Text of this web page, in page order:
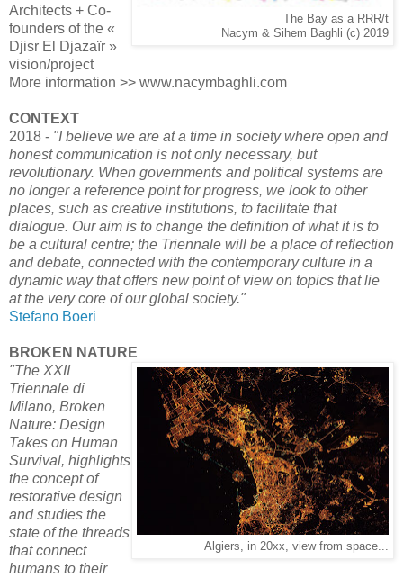
The Bay as a RRR/t
Nacym & Sihem Baghli (c) 2019
Architects + Co-
founders of the «
Djisr El Djazaïr »
vision/project
More information >> www.nacymbaghli.com
CONTEXT
2018 - "I believe we are at a time in society where open and
honest communication is not only necessary, but
revolutionary. When governments and political systems are
no longer a reference point for progress, we look to other
places, such as creative institutions, to facilitate that
dialogue. Our aim is to change the definition of what it is to
be a cultural centre; the Triennale will be a place of reflection
and debate, connected with the contemporary culture in a
dynamic way that offers new point of view on topics that lie
at the very core of our global society."
Stefano Boeri
BROKEN NATURE
Algiers, in 20xx, view from space...
"The XXII
Triennale di
Milano, Broken
Nature: Design
Takes on Human
Survival, highlights
the concept of
restorative design
and studies the
state of the threads
that connect
humans to their